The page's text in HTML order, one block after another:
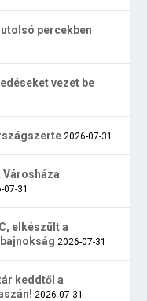
percekben
vezet be
2026-07-31
Városháza
07-31
elkészült a
2026-07-31
keddtől a
2026-07-31